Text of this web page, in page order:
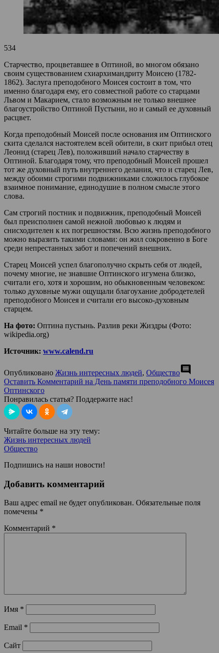
534
Старчество, процветавшее в Оптиной, во многом обязано
своим существованием схиархимандриту Моисею (1782-
1862). Заслуга преподобного Моисея состоит в том, что
именно благодаря ему, его совместной работе со старцами
Львом и Макарием, стало возможным не только внешнее
благоустройство Оптиной Пустыни, но и самый ее духовный
расцвет.
Когда преподобный Моисей после основания им Оптинского
скита сделался настоятелем всей обители, в скит прибыл отец
Леонид (старец Лев), положивший начало старчеству в
Оптиной. Благодаря тому, что преподобный Моисей прошел
тот же духовный путь внутреннего делания, что и старец Лев,
между обоими строгими подвижниками сложилось глубокое
взаимное понимание, единодушие в полном смысле этого
слова.
Сам строгий постник и подвижник, преподобный Моисей
был преисполнен самой нежной любовью к людям и
снисходителен к их погрешностям. Всю жизнь преподобного
можно выразить такими словами: он жил сокровенно в Боге
среди непрестанных забот и попечений внешних.
Старец Моисей успел благополучно скрыть себя от людей,
почему многие, не знавшие Оптинского игумена близко,
считали его, хотя и хорошим, но обыкновенным человеком:
только духовные мужи ощущали благоухание добродетелей
преподобного Моисея и считали его высоко-духовным
старцем.
На фото: Оптина пустынь. Разлив реки Жиздры (Фото:
wikipedia.org)
Источник: www.calend.ru
Опубликовано Жизнь интересных людей, Обществоcomment
Оставить Комментарий на День памяти преподобного Моисея
Оптинского
Понравилась статья? Поддержите нас!
Читайте больше на эту тему:
Жизнь интересных людей
Общество
Подпишись на наши новости!
Добавить комментарий
Ваш адрес email не будет опубликован. Обязательные поля
помечены *
Комментарий *
Имя *
Email *
Сайт